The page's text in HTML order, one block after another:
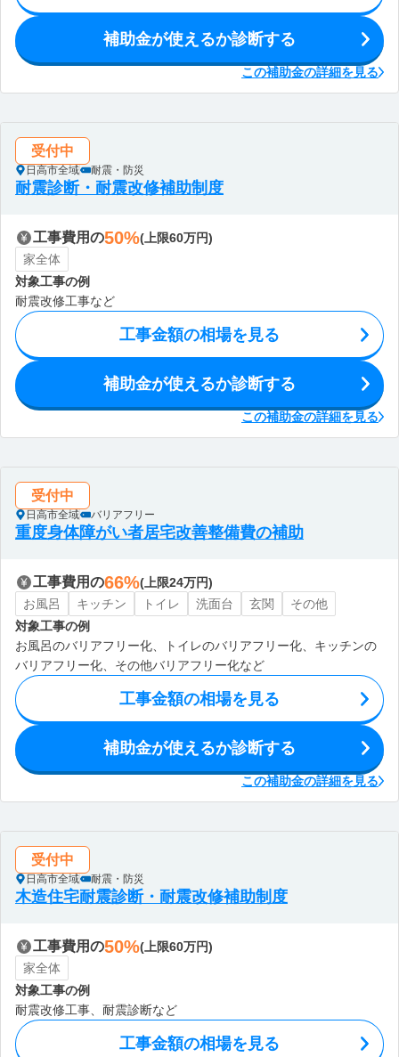
補助金が使えるか診断する
この補助金の詳細を見る
受付中
日高市全域 耐震・防災
耐震診断・耐震改修補助制度
工事費用の50%(上限60万円)
家全体
対象工事の例
耐震改修工事など
工事金額の相場を見る
補助金が使えるか診断する
この補助金の詳細を見る
受付中
日高市全域 バリアフリー
重度身体障がい者居宅改善整備費の補助
工事費用の66%(上限24万円)
お風呂
キッチン トイレ 洗面台 玄関
その他
対象工事の例
お風呂のバリアフリー化、トイレのバリアフリー化、キッチンの
バリアフリー化、その他バリアフリー化など
工事金額の相場を見る
補助金が使えるか診断する
この補助金の詳細を見る
受付中
日高市全域 耐震・防災
木造住宅耐震診断・耐震改修補助制度
工事費用の50%(上限60万円)
家全体
対象工事の例
耐震改修工事、耐震診断など
工事金額の相場を見る